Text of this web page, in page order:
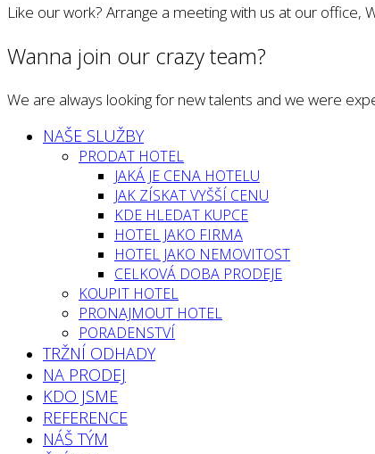
Like our work? Arrange a meeting with us at our office,
Wanna join our crazy team?
We are always looking for new talents and we were
NAŠE SLUŽBY
PRODAT HOTEL
JAKÁ JE CENA HOTELU
JAK ZÍSKAT VYŠŠÍ CENU
KDE HLEDAT KUPCE
HOTEL JAKO FIRMA
HOTEL JAKO NEMOVITOST
CELKOVÁ DOBA PRODEJE
KOUPIT HOTEL
PRONAJMOUT HOTEL
PORADENSTVÍ
TRŽNÍ ODHADY
NA PRODEJ
KDO JSME
REFERENCE
NÁŠ TÝM